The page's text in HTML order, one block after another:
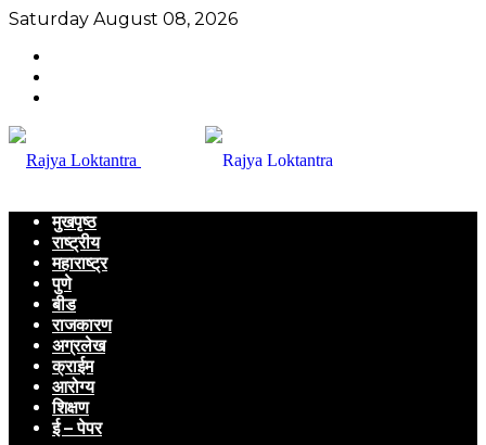
Saturday August 08, 2026
मुखपृष्ठ
राष्ट्रीय
महाराष्ट्र
पुणे
बीड
राजकारण
अग्रलेख
क्राईम
आरोग्य
शिक्षण
ई – पेपर